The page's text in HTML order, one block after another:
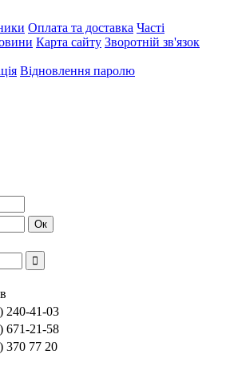
Оплата та доставка Часті
Карта сайту Зворотній зв'язок
Відновлення паролю
240-41-03
671-21-58
370 77 20